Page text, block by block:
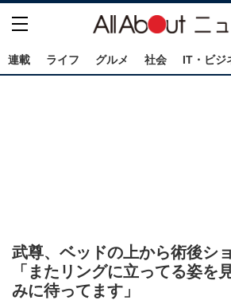
連載 ライフ グルメ 社会 IT・ビジ
武尊、ベッドの上から術後シ
「またリングに立ってる姿を
みに待ってます」